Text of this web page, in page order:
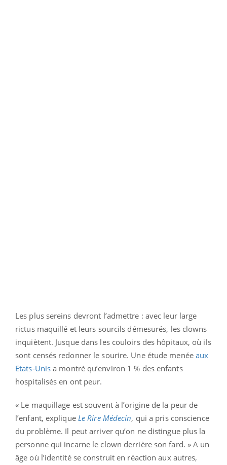
Les plus sereins devront l’admettre : avec leur large
rictus maquillé et leurs sourcils démesurés, les clowns
inquiètent. Jusque dans les couloirs des hôpitaux, où ils
sont censés redonner le sourire. Une étude menée aux
Etats-Unis a montré qu’environ 1 % des enfants
hospitalisés en ont peur.
« Le maquillage est souvent à l’origine de la peur de
l’enfant, explique Le Rire Médecin, qui a pris conscience
du problème. Il peut arriver qu’on ne distingue plus la
personne qui incarne le clown derrière son fard. » A un
âge où l’identité se construit en réaction aux autres,